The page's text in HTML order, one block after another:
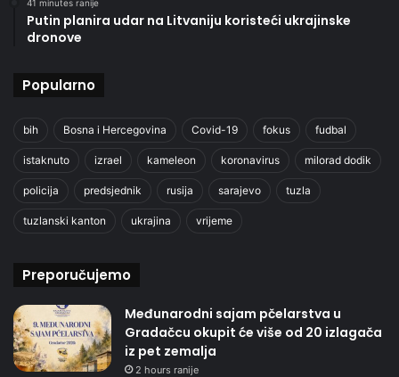
41 minutes ranije
Putin planira udar na Litvaniju koristeći ukrajinske
dronove
Popularno
bih Bosna i Hercegovina Covid-19 fokus fudbal
istaknuto izrael kameleon koronavirus milorad dodik
policija predsjednik rusija sarajevo tuzla
tuzlanski kanton ukrajina vrijeme
Preporučujemo
Međunarodni sajam pčelarstva u
Gradačcu okupit će više od 20 izlagača
iz pet zemalja
2 hours ranije